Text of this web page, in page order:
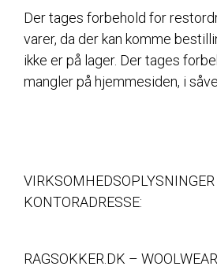
Der tages forbehold for
varer, da der kan komme
ikke er på lager. Der tages
mangler på hjemmesiden, i
KONTORADRESSE:
RAGSOKKER.DK –